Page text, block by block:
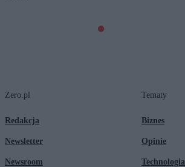
Zero.pl
Redakcja
Newsletter
Newsroom
Tematy
Biznes
Opinie
Technologia